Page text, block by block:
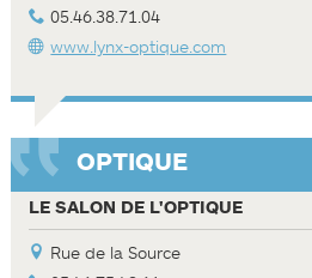
05.46.38.71.04
www.lynx-optique.com
OPTIQUE
LE SALON DE L'OPTIQUE
Rue de la Source